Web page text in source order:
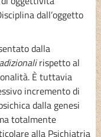
dall’oggetto
dalla
rispetto al
È tuttavia
incremento di
dalla genesi
totalmente
alla Psichiatria